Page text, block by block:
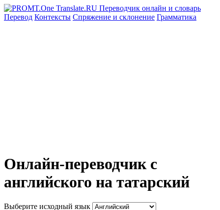
Перевод Контексты Спряжение и склонение Грамматика
Онлайн-переводчик с
английского на татарский
Выберите исходный язык